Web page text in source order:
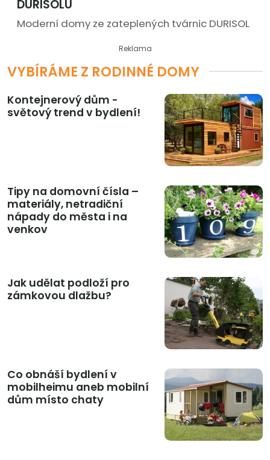
DURISOLU
Moderní domy ze zateplených tvárnic DURISOL
Reklama
VYBÍRÁME Z RODINNÉ DOMY
Kontejnerový dům -
světový trend v bydlení!
Tipy na domovní čísla –
materiály, netradiční
nápady do města i na
venkov
Jak udělat podloží pro
zámkovou dlažbu?
Co obnáší bydlení v
mobilheimu aneb mobilní
dům místo chaty